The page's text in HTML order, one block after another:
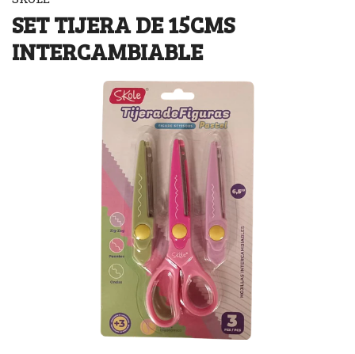
SET TIJERA DE 15CMS
INTERCAMBIABLE